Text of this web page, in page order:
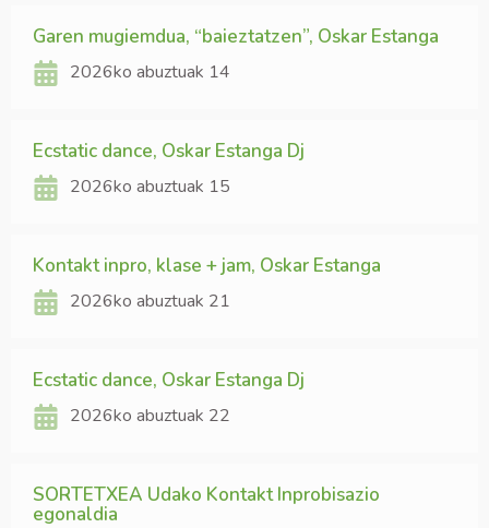
Garen mugiemdua, “baieztatzen”, Oskar Estanga
2026ko abuztuak 14
Ecstatic dance, Oskar Estanga Dj
2026ko abuztuak 15
Kontakt inpro, klase + jam, Oskar Estanga
2026ko abuztuak 21
Ecstatic dance, Oskar Estanga Dj
2026ko abuztuak 22
SORTETXEA Udako Kontakt Inprobisazio
egonaldia